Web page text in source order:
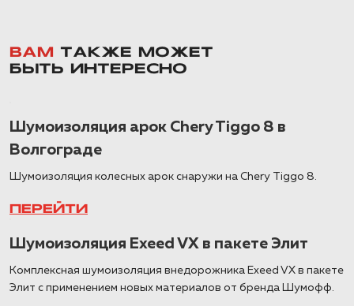
ВАМ
ТАКЖЕ МОЖЕТ
БЫТЬ ИНТЕРЕСНО
Шумоизоляция арок Chery Tiggo 8 в
Волгограде
Шумоизоляция колесных арок снаружи на Chery Tiggo 8.
ПЕРЕЙТИ
Шумоизоляция Exeed VX в пакете Элит
Комплексная шумоизоляция внедорожника Exeed VX в пакете
Элит с применением новых материалов от бренда Шумофф.